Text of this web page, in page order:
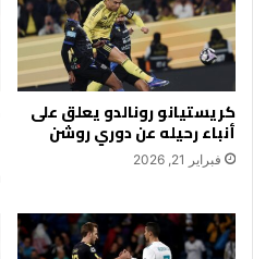
كريستيانو رونالدو يعلق على
أنباء رحيله عن دوري روشن
فبراير 21, 2026